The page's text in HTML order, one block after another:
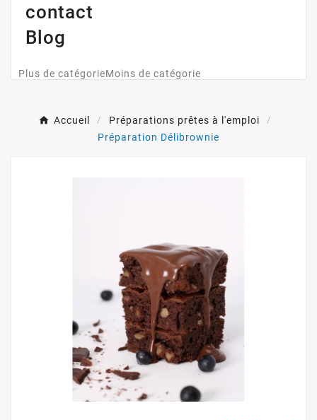
contact
Blog
Plus de catégorieMoins de catégorie
Accueil
Préparations prêtes à l'emploi
Préparation Délibrownie